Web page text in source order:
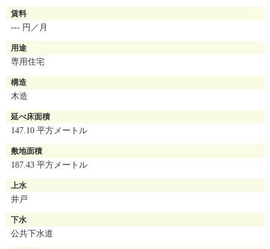
賃料
--- 円／月
用途
専用住宅
構造
木造
延べ床面積
147.10 平方メートル
敷地面積
187.43 平方メートル
上水
井戸
下水
公共下水道